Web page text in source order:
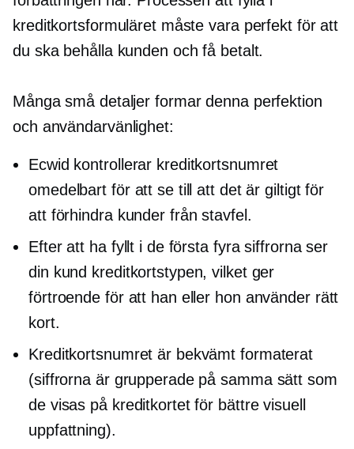
kreditkortsformuläret måste vara perfekt för att
du ska behålla kunden och få betalt.
Många små detaljer formar denna perfektion
och användarvänlighet:
Ecwid kontrollerar kreditkortsnumret
omedelbart för att se till att det är giltigt för
att förhindra kunder från stavfel.
Efter att ha fyllt i de första fyra siffrorna ser
din kund kreditkortstypen, vilket ger
förtroende för att han eller hon använder rätt
kort.
Kreditkortsnumret är bekvämt formaterat
(siffrorna är grupperade på samma sätt som
de visas på kreditkortet för bättre visuell
uppfattning).